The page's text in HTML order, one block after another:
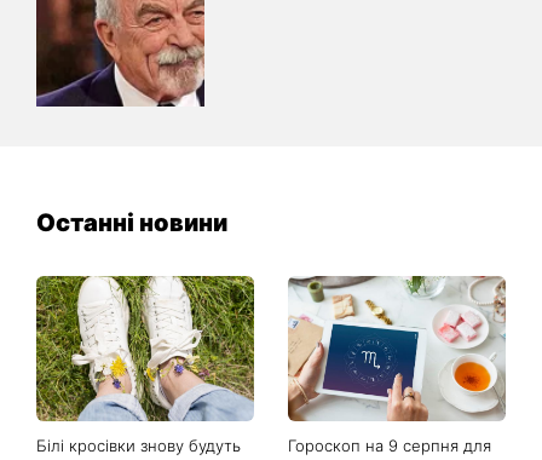
Останні новини
Білі кросівки знову будуть
Гороскоп на 9 серпня для